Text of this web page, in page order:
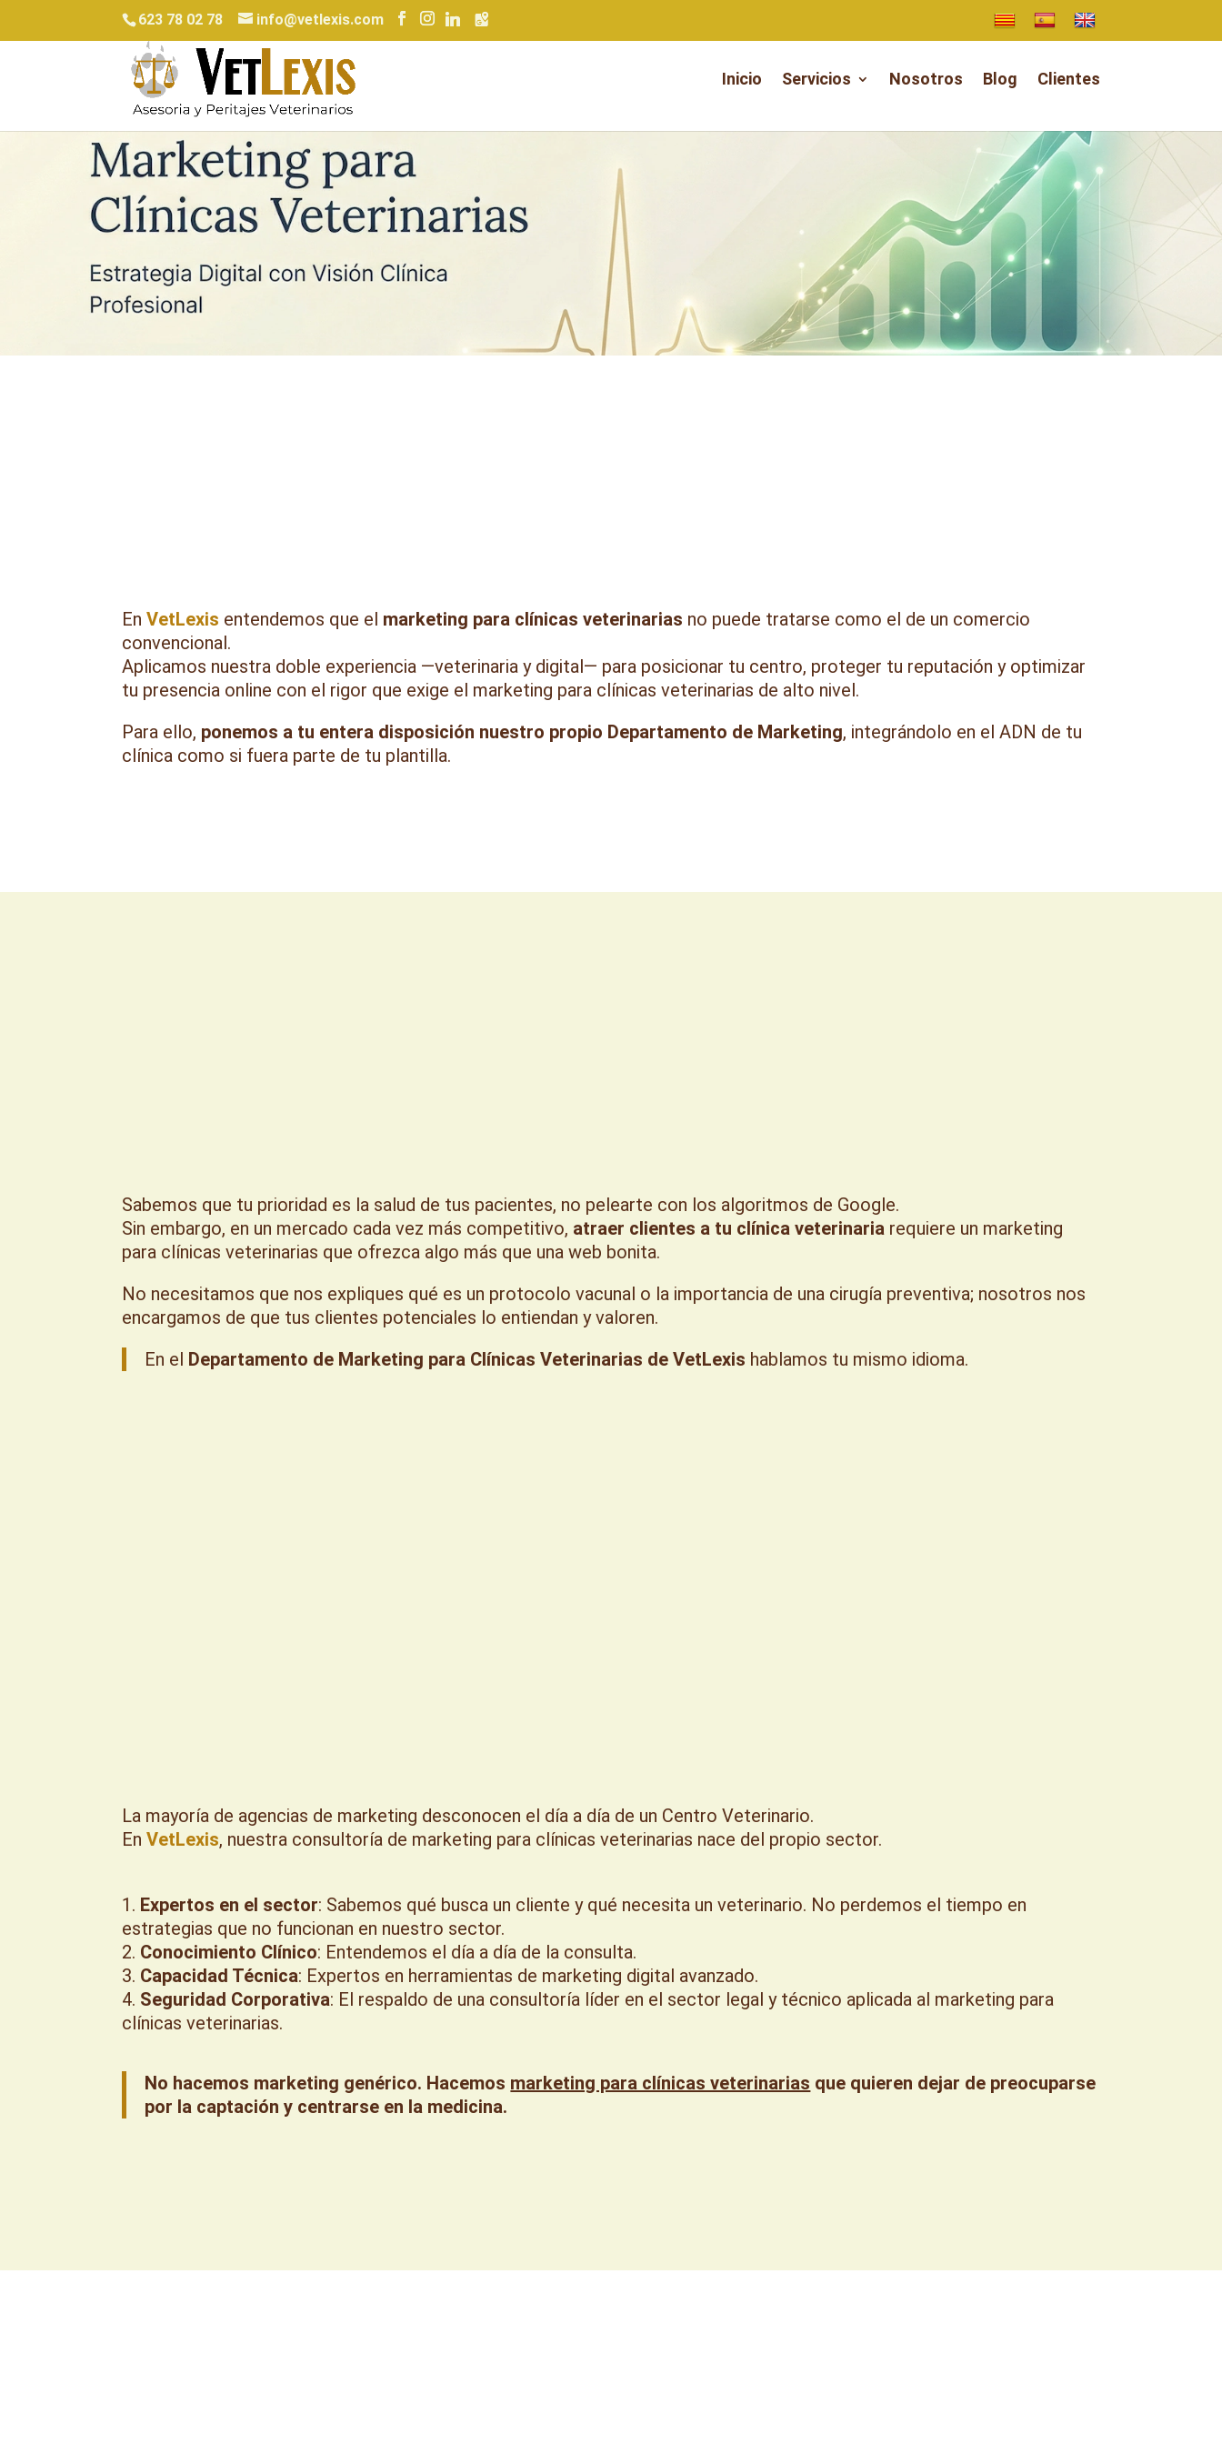
623 78 02 78 info@vetlexis.com
Inicio Servicios Nosotros Blog Clientes
EnVetLexis entendemos que el marketing para clínicas veterinarias no puede tratarse como el de un comercio
convencional.
Aplicamos nuestra doble experiencia —veterinaria y digital— para posicionar tu centro, proteger tu reputación y optimizar
tu presencia online con el rigor que exige el marketing para clínicas veterinarias de alto nivel.
Para ello, ponemos a tu entera disposición nuestro propio Departamento de Marketing, integrándolo en el ADN de tu
clínica como si fuera parte de tu plantilla.
Sabemos que tu prioridad es la salud de tus pacientes, no pelearte con los algoritmos de Google.
Sin embargo, en un mercado cada vez más competitivo, atraer clientes a tu clínica veterinaria requiere un marketing
para clínicas veterinarias que ofrezca algo más que una web bonita.
No necesitamos que nos expliques qué es un protocolo vacunal o la importancia de una cirugía preventiva; nosotros nos
encargamos de que tus clientes potenciales lo entiendan y valoren.
En el Departamento de Marketing para Clínicas Veterinarias de VetLexis hablamos tu mismo idioma.
La mayoría de agencias de marketing desconocen el día a día de un Centro Veterinario.
EnVetLexis, nuestra consultoría de marketing para clínicas veterinarias nace del propio sector.
Expertos en el sector: Sabemos qué busca un cliente y qué necesita un veterinario. No perdemos el tiempo en
estrategias que no funcionan en nuestro sector.
Conocimiento Clínico: Entendemos el día a día de la consulta.
Capacidad Técnica: Expertos en herramientas de marketing digital avanzado.
Seguridad Corporativa: El respaldo de una consultoría líder en el sector legal y técnico aplicada al marketing para
clínicas veterinarias.
No hacemos marketing genérico. Hacemos marketing para clínicas veterinarias que quieren dejar de preocuparse
por la captación y centrarse en la medicina.